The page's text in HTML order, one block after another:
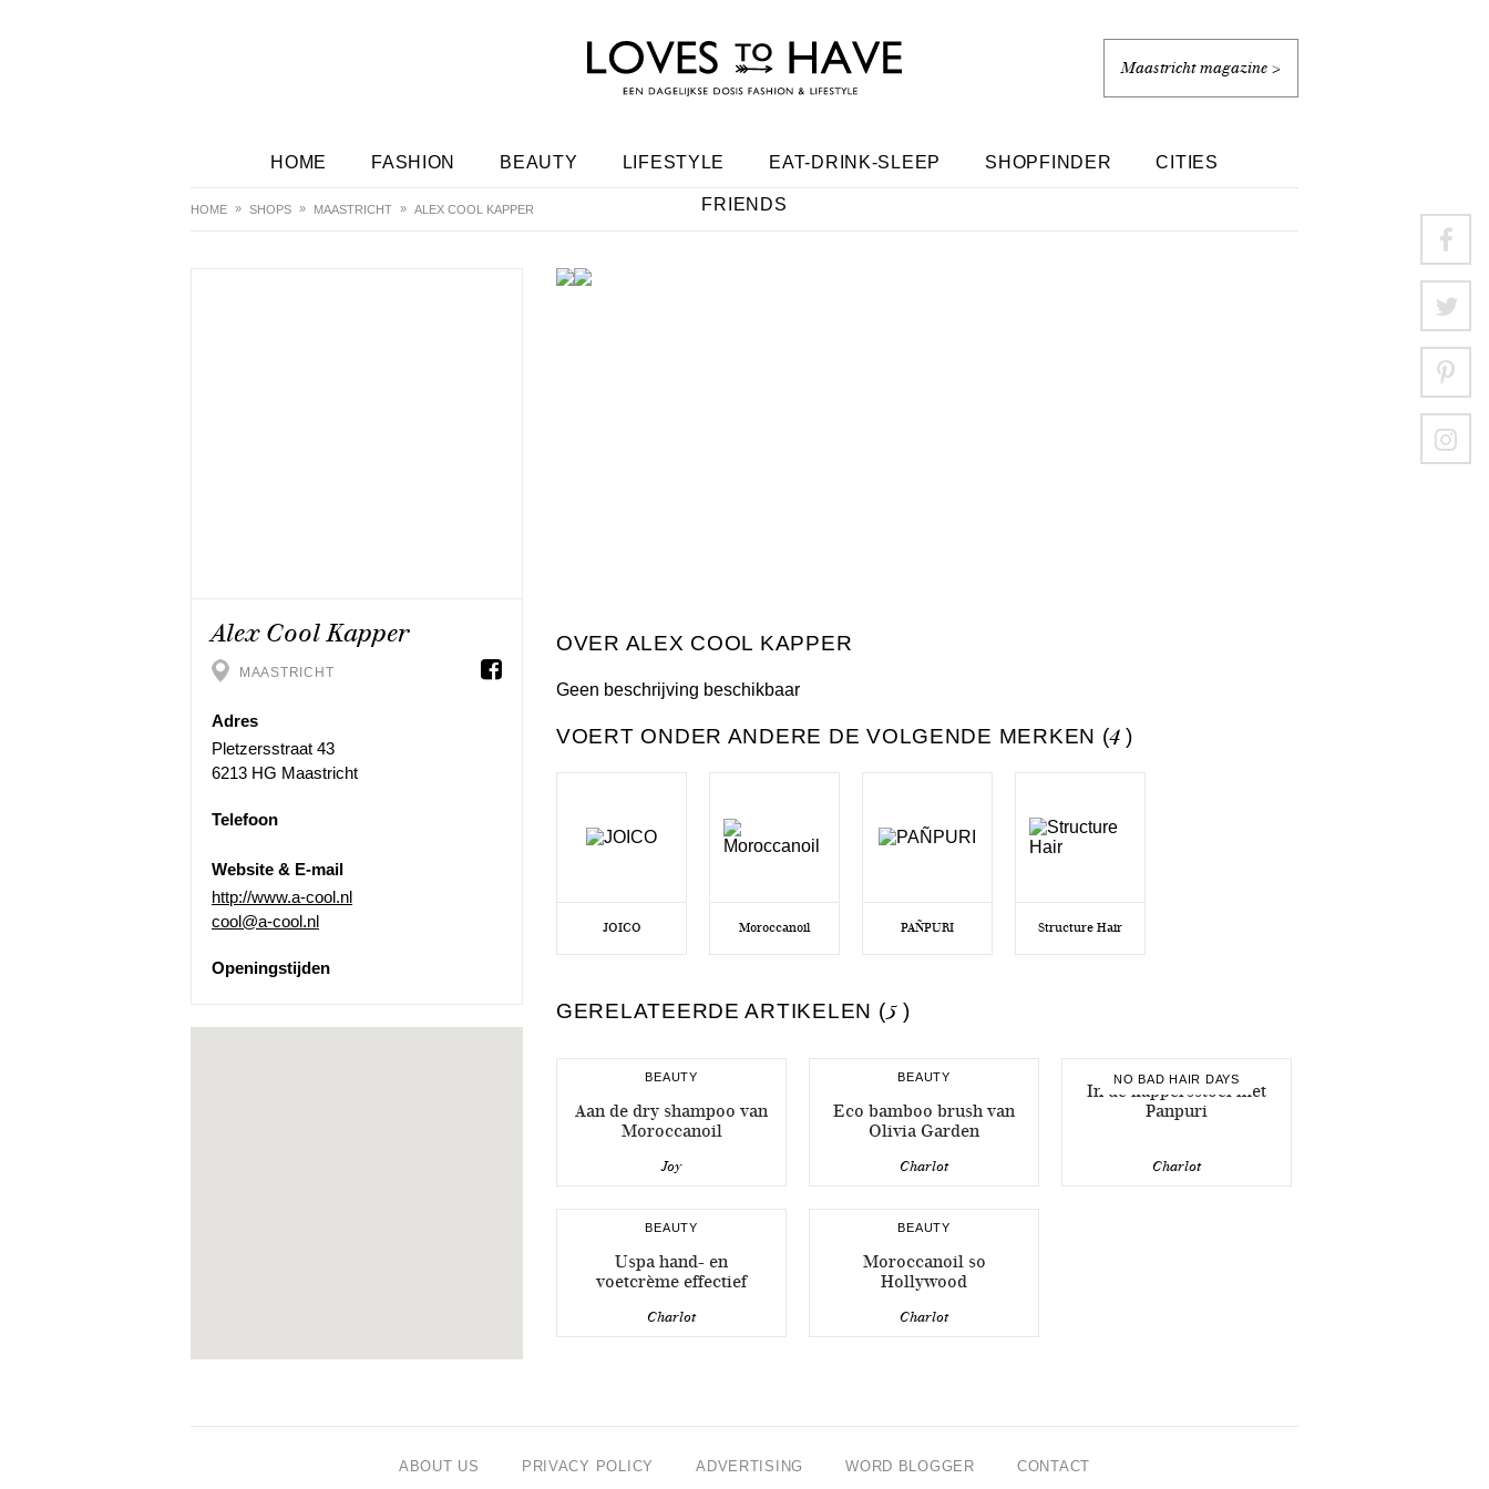
Maastricht magazine >
HOME FASHION BEAUTY LIFESTYLE EAT-DRINK-SLEEP SHOPFINDER CITIES
FRIENDS
HOME SHOPS MAASTRICHT ALEX COOL KAPPER
Alex Cool Kapper
MAASTRICHT
Adres
Pletzersstraat 43
6213 HG Maastricht
Telefoon
Website & E-mail
http://www.a-cool.nl
cool@a-cool.nl
Openingstijden
ALEX COOL KAPPER
Geen beschrijving beschikbaar
VOERT ONDER ANDERE DE VOLGENDE MERKEN (4 )
JOICO Moroccanoil PAÑPURI Structure Hair
GERELATEERDE ARTIKELEN (5 )
BEAUTY
Aan de dry shampoo van
Moroccanoil
Joy
BEAUTY
Eco bamboo brush van
Olivia Garden
Charlot
NO BAD HAIR DAYS
In de kappersstoel met
Panpuri
Charlot
BEAUTY
Uspa hand- en
voetcrème effectief
Charlot
BEAUTY
Moroccanoil so
Hollywood
Charlot
ABOUT US PRIVACY POLICY ADVERTISING WORD BLOGGER CONTACT